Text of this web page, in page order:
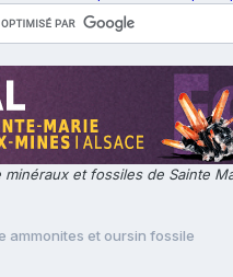
minéraux et fossiles de Sainte
ammonites et oursin fossile